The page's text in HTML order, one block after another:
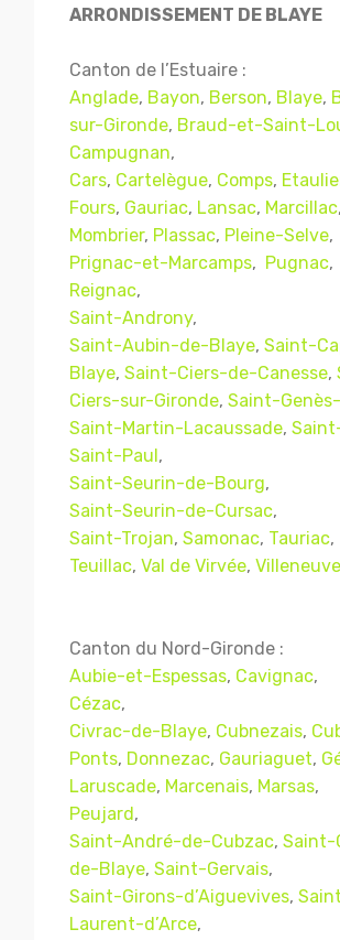
ARRONDISSEMENT DE BLAYE
Canton de l’Estuaire :
Anglade, Bayon, Berson, Blaye,
sur-Gironde, Braud-et-Saint-
Campugnan,
Cars, Cartelègue, Comps,
Fours, Gauriac, Lansac, Marcillac,
Mombrier, Plassac, Pleine-Selve,
Prignac-et-Marcamps, Pugnac,
Reignac,
Saint-Androny,
Saint-Aubin-de-Blaye, Saint-
Blaye, Saint-Ciers-de-Canesse,
Ciers-sur-Gironde, Saint-
Saint-Martin-Lacaussade,
Saint-Paul,
Saint-Seurin-de-Bourg,
Saint-Seurin-de-Cursac,
Saint-Trojan, Samonac, Tauriac,
Teuillac, Val de Virvée, Villeneuve
Canton du Nord-Gironde :
Aubie-et-Espessas, Cavignac,
Cézac,
Civrac-de-Blaye, Cubnezais,
Ponts, Donnezac, Gauriaguet,
Laruscade, Marcenais, Marsas,
Peujard,
Saint-André-de-Cubzac, Saint-
de-Blaye, Saint-Gervais,
Saint-Girons-d’Aiguevives,
Laurent-d’Arce,